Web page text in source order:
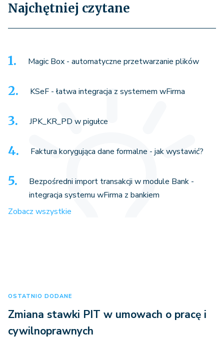
Najchętniej czytane
Magic Box - automatyczne przetwarzanie plików
KSeF - łatwa integracja z systemem wFirma
JPK_KR_PD w pigułce
Faktura korygująca dane formalne - jak wystawić?
Bezpośredni import transakcji w module Bank -
integracja systemu wFirma z bankiem
Zobacz wszystkie
OSTATNIO DODANE
Zmiana stawki PIT w umowach o pracę i
cywilnoprawnych